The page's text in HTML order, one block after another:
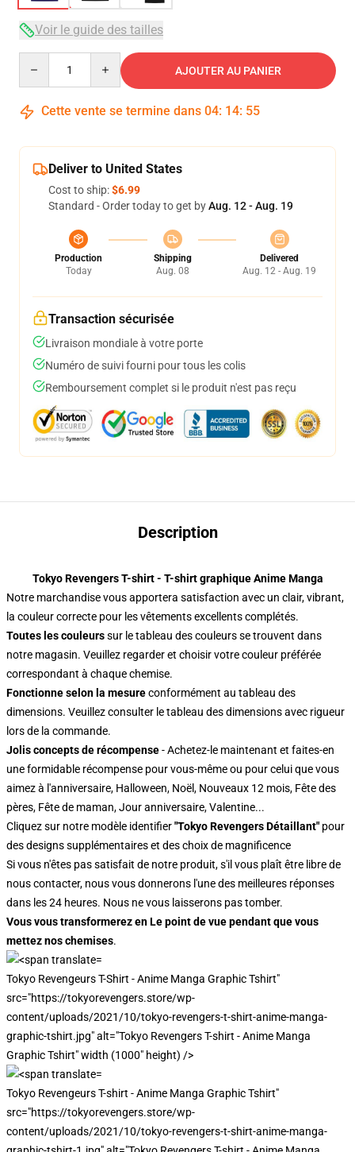
Voir le guide des tailles
AJOUTER AU PANIER
Cette vente se termine dans 04: 14: 54
Deliver to United States
Cost to ship:$6.99
Standard - Order today to get byAug. 12 - Aug. 19
Production
Today
Shipping
Aug. 08
Delivered
Aug. 12 - Aug. 19
Transaction sécurisée
Livraison mondiale à votre porte
Numéro de suivi fourni pour tous les colis
Remboursement complet si le produit n'est pas reçu
Description
Tokyo Revengers T-shirt - T-shirt graphique Anime Manga
Notre marchandise vous apportera satisfaction avec un clair, vibrant,
la couleur correcte pour les vêtements excellents complétés.
Toutes les couleurssur le tableau des couleurs se trouvent dans
notre magasin. Veuillez regarder et choisir votre couleur préférée
correspondant à chaque chemise.
Fonctionne selon la mesureconformément au tableau des
dimensions. Veuillez consulter le tableau des dimensions avec rigueur
lors de la commande.
Jolis concepts de récompense- Achetez-le maintenant et faites-en
une formidable récompense pour vous-même ou pour celui que vous
aimez à l'anniversaire, Halloween, Noël, Nouveaux 12 mois, Fête des
pères, Fête de maman, Jour anniversaire, Valentine...
Cliquez sur notre modèle identifier"Tokyo Revengers Détaillant" pour
des designs supplémentaires et des choix de magnificence
Si vous n'êtes pas satisfait de notre produit, s'il vous plaît être libre de
nous contacter, nous vous donnerons l'une des meilleures réponses
dans les 24 heures. Nous ne vous laisserons pas tomber.
Vous vous transformerez en Le point de vue pendant que vous
mettez nos chemises.
Tokyo Revengeurs T-Shirt - Anime Manga Graphic Tshirt"
src="https://tokyorevengers.store/wp-
content/uploads/2021/10/tokyo-revengers-t-shirt-anime-manga-
graphic-tshirt.jpg" alt="Tokyo Revengers T-shirt - Anime Manga
Graphic Tshirt" width (1000" height) />
Tokyo Revengeurs T-shirt - Anime Manga Graphic Tshirt"
src="https://tokyorevengers.store/wp-
content/uploads/2021/10/tokyo-revengers-t-shirt-anime-manga-